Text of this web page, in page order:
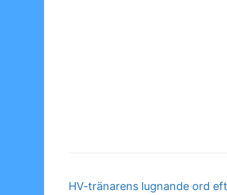
HV-tränarens lugnande ord